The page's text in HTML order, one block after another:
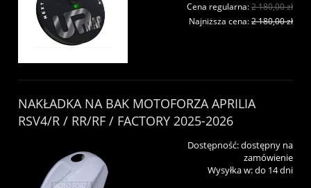
Cena regularna:2 180,00 zł
Najniższa cena:2 180,00 zł
NAKŁADKA NA BAK MOTOFORZA APRILIA
RSV4/R / RR/RF / FACTORY 2025-2026
Dostępność:dostępny na
zamówienie
Wysyłka w:do 14 dni